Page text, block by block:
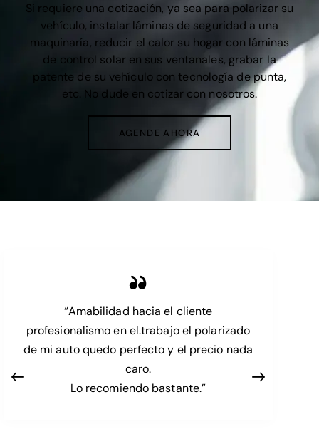
Si requiere una cotización, ya sea para polarizar su
vehículo, instalar láminas de seguridad a una
maquinaría, reducir el calor su hogar con láminas
de control solar en sus ventanales, grabar la
patente de su vehículo con tecnología de punta,
etc. No dude en cotizar con nosotros.
AGENDE AHORA
“Amabilidad hacia el cliente
profesionalismo en el.trabajo el polarizado
de mi auto quedo perfecto y el precio nada
caro.
Lo recomiendo bastante.”